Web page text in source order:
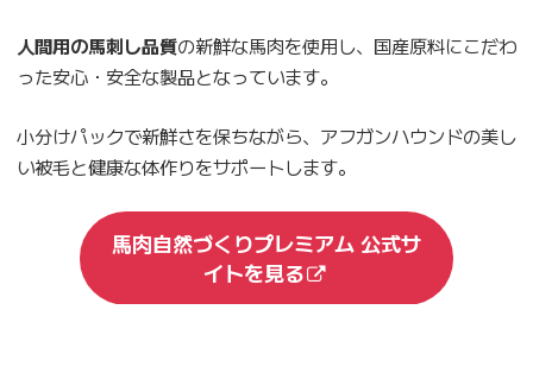
人間用の馬刺し品質の新鮮な馬肉を使用し、国産原料にこだわ
った安心・安全な製品となっています。
小分けパックで新鮮さを保ちながら、アフガンハウンドの美し
い被毛と健康な体作りをサポートします。
馬肉自然づくりプレミアム 公式サ
イトを見る